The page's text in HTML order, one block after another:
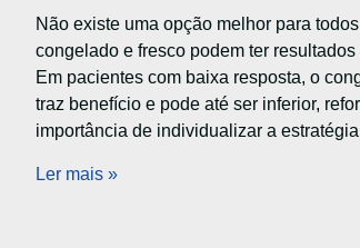
Não existe uma opção melhor para
congelado e fresco podem ter
Em pacientes com baixa resposta, o
traz benefício e pode até ser inferior,
importância de individualizar a
Ler mais »